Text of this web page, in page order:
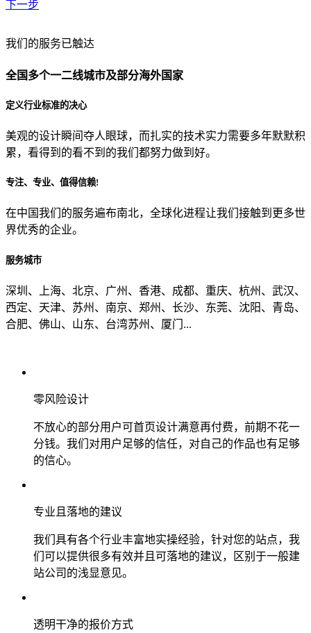
下一步
贵公司预算范围是？
贵公司的团队规模是？
目前主要的营销渠道是？
我们的服务已触达
全国多个一二线城市及部分海外国家
定义行业标准的决心
美观的设计瞬间夺人眼球，而扎实的技术实力需要多年默默积
累，看得到的看不到的我们都努力做到好。
专注、专业、值得信赖!
在中国我们的服务遍布南北，全球化进程让我们接触到更多世
界优秀的企业。
服务城市
深圳、上海、北京、广州、香港、成都、重庆、杭州、武汉、
西定、天津、苏州、南京、郑州、长沙、东莞、沈阳、青岛、
合肥、佛山、山东、台湾苏州、厦门...
零风险设计
不放心的部分用户可首页设计满意再付费，前期不花一
分钱。我们对用户足够的信任，对自己的作品也有足够
的信心。
专业且落地的建议
我们具有各个行业丰富地实操经验，针对您的站点，我
们可以提供很多有效并且可落地的建议，区别于一般建
站公司的浅显意见。
透明干净的报价方式